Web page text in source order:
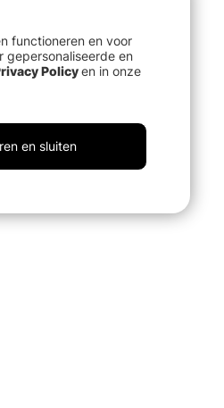
functioneren en voor
gepersonaliseerde en
Policy en in onze
en sluiten